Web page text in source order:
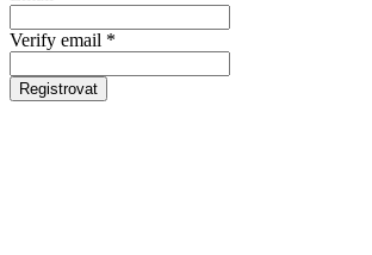
Verify email *
Registrovat